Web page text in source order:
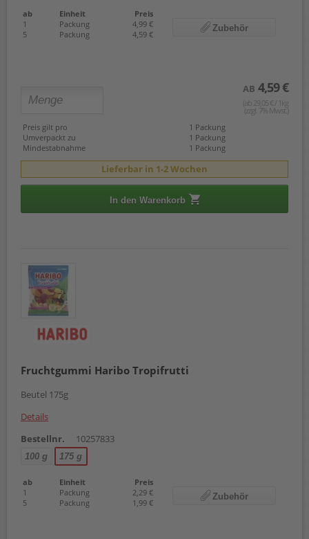
ab Einheit
Preis
1
Packung
4,99 €
5
Packung 4,59 €
Zubehör
AB 4,59 €
(ab 29,05 € / 1kg
(zzgl. 7% Mwst.)
Preis gilt pro
1 Packung
Umverpackt zu
1 Packung
Mindestabnahme
1 Packung
Lieferbar in 1-2 Wochen
In den Warenkorb
Fruchtgummi Haribo Tropifrutti
Beutel 175g
Details
Bestellnr.
10257833
100 g 175 g
ab Einheit
Preis
1
Packung
2,29 €
5
Packung 1,99 €
Zubehör